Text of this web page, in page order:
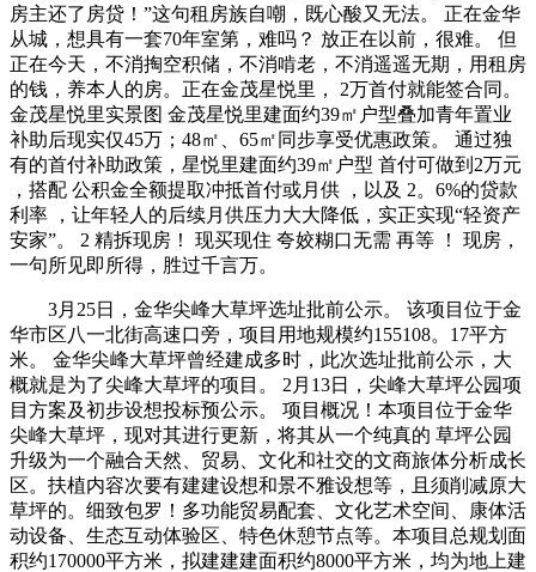
房主还了房贷！”这句租房族自嘲，既心酸又无法。 正在金华
从城，想具有一套70年室第，难吗？ 放正在以前，很难。 但
正在今天，不消掏空积储，不消啃老，不消遥遥无期，用租房
的钱，养本人的房。正在金茂星悦里， 2万首付就能签合同。
金茂星悦里实景图 金茂星悦里建面约39㎡户型叠加青年置业
补助后现实仅45万；48㎡、65㎡同步享受优惠政策。 通过独
有的首付补助政策，星悦里建面约39㎡户型 首付可做到2万元
，搭配 公积金全额提取冲抵首付或月供 ，以及 2。6%的贷款
利率 ，让年轻人的后续月供压力大大降低，实正实现“轻资产
安家”。 2 精拆现房！ 现买现住 夸姣糊口无需 再等 ！ 现房，
一句所见即所得，胜过千言万。
3月25日，金华尖峰大草坪选址批前公示。 该项目位于金
华市区八一北街高速口旁，项目用地规模约155108。17平方
米。 金华尖峰大草坪曾经建成多时，此次选址批前公示，大
概就是为了尖峰大草坪的项目。 2月13日，尖峰大草坪公园项
目方案及初步设想投标预公示。 项目概况！本项目位于金华
尖峰大草坪，现对其进行更新，将其从一个纯真的 草坪公园
升级为一个融合天然、贸易、文化和社交的文商旅体分析成长
区。扶植内容次要有建建设想和景不雅设想等，且须削减原大
草坪的。细致包罗！多功能贸易配套、文化艺术空间、康体活
动设备、生态互动体验区、特色休憩节点等。本项目总规划面
积约170000平方米，拟建建建面积约8000平方米，均为地上建